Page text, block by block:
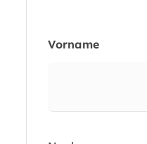
Vorname